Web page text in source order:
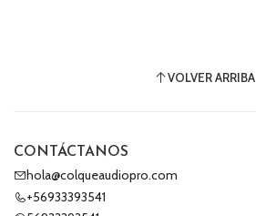
VOLVER ARRIBA
CONTÁCTANOS
hola@colqueaudiopro.com
+56933393541